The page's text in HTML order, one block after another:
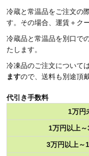
冷蔵と常温品をご注文の
す。その場合、運賃＋ク
冷蔵品と常温品を別口で
たします。
冷凍品のご注文について
ますので、送料も別途頂
代引き手数料
1万円
1万円以上
3万円以上～